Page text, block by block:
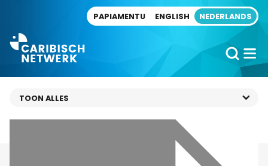
PAPIAMENTU ENGLISH NEDERLANDS